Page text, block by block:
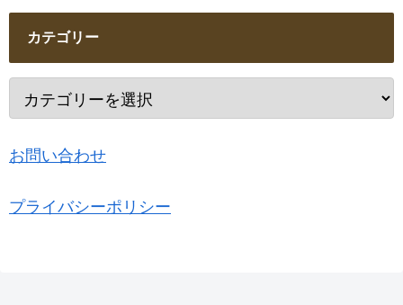
カテゴリー
お問い合わせ
プライバシーポリシー